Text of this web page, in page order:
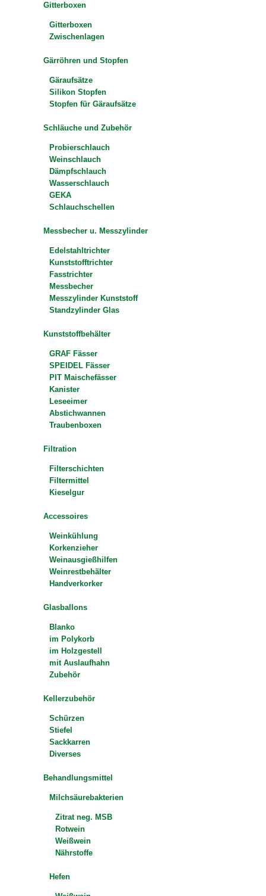
Gitterboxen
Gitterboxen
Zwischenlagen
Gärröhren und Stopfen
Gäraufsätze
Silikon Stopfen
Stopfen für Gäraufsätze
Schläuche und Zubehör
Probierschlauch
Weinschlauch
Dämpfschlauch
Wasserschlauch
GEKA
Schlauchschellen
Messbecher u. Messzylinder
Edelstahltrichter
Kunststofftrichter
Fasstrichter
Messbecher
Messzylinder Kunststoff
Standzylinder Glas
Kunststoffbehälter
GRAF Fässer
SPEIDEL Fässer
PIT Maischefässer
Kanister
Leseeimer
Abstichwannen
Traubenboxen
Filtration
Filterschichten
Filtermittel
Kieselgur
Accessoires
Weinkühlung
Korkenzieher
Weinausgießhilfen
Weinrestbehälter
Handverkorker
Glasballons
Blanko
im Polykorb
im Holzgestell
mit Auslaufhahn
Zubehör
Kellerzubehör
Schürzen
Stiefel
Sackkarren
Diverses
Behandlungsmittel
Milchsäurebakterien
Zitrat neg. MSB
Rotwein
Weißwein
Nährstoffe
Hefen